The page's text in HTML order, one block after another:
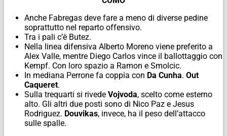
Anche Fabregas deve fare a meno di diverse pedine
soprattutto nel reparto offensivo.
Tra i pali c’è Butez.
Nella linea difensiva Alberto Moreno viene preferito a
Alex Valle, mentre Diego Carlos vince il ballottaggio con
Kempf. Con loro spazio a Ramon e Smolcic.
In mediana Perrone fa coppia con Da Cunha. Out
Caqueret.
Sulla trequarti si rivede Vojvoda, scelto come esterno
alto. Gli altri due posti sono di Nico Paz e Jesus
Rodriguez. Douvikas, invece, ha il peso dell’attacco
sulle spalle.